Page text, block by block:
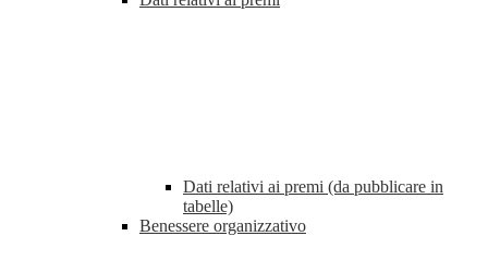
Dati relativi ai premi (da pubblicare in
tabelle)
Benessere organizzativo